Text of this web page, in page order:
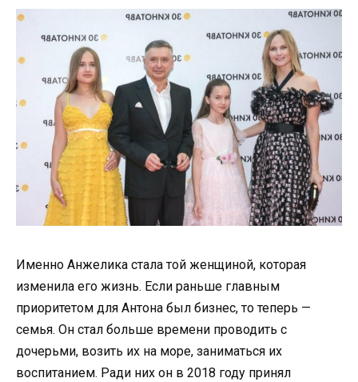
Именно Анжелика стала той женщиной, которая
изменила его жизнь. Если раньше главным
приоритетом для Антона был бизнес, то теперь —
семья. Он стал больше времени проводить с
дочерьми, возить их на море, заниматься их
воспитанием. Ради них он в 2018 году принял